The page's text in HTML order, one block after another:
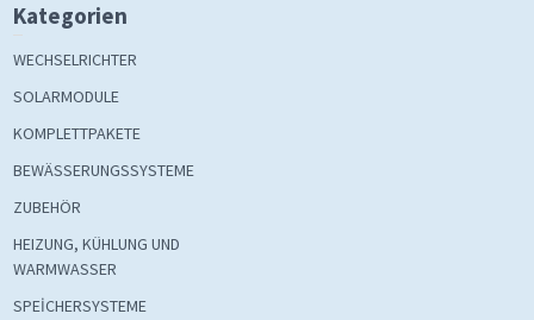
Kategorien
WECHSELRICHTER
SOLARMODULE
KOMPLETTPAKETE
BEWÄSSERUNGSSYSTEME
ZUBEHÖR
HEIZUNG, KÜHLUNG UND
WARMWASSER
SPEİCHERSYSTEME